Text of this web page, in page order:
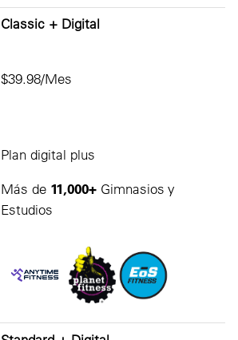
Classic + Digital
$39.98/Mes
Plan digital plus
Más de 11,000+Gimnasios y
Estudios